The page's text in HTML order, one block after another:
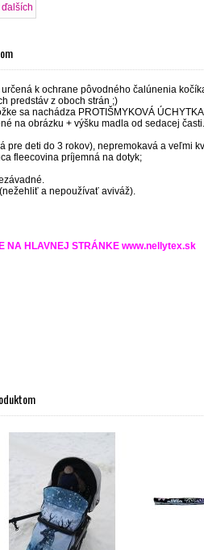
k ochrane pôvodného čalúnenia
predstáv z oboch strán ;)
sa nachádza PROTIŠMYKOVÁ
na obrázku + výšku madla od sedacej časti.
pre deti do 3 rokov), nepremokavá a veľmi
fleecovina príjemná na dotyk;
a nepoužívať aviváž).
NA HLAVNEJ STRÁNKE www.nellytex.sk